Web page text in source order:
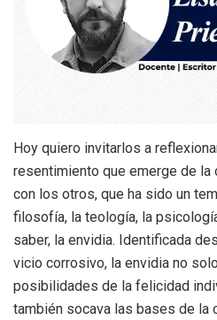
Hoy quiero invitarlos a
resentimiento que emerge de la
con los otros, que ha sido un
filosofía, la teología, la
saber, la envidia. Identificada
vicio corrosivo, la envidia no
posibilidades de la felicidad
también socava las bases de la